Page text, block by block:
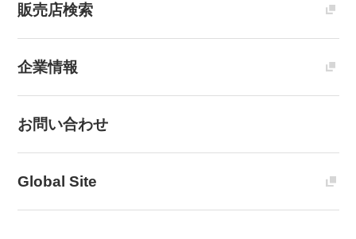
販売店検索
企業情報
お問い合わせ
Global Site